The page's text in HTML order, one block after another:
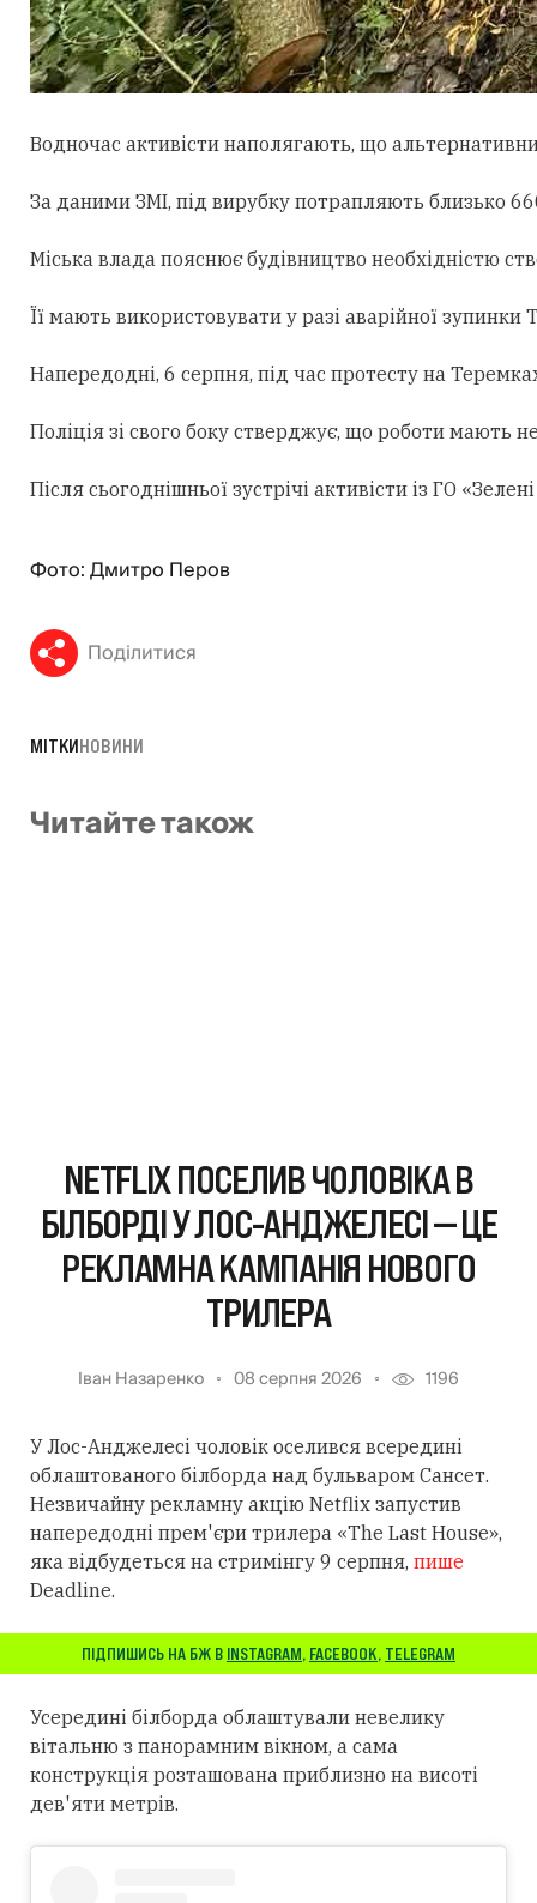
Водночас активісти наполягають, що
За даними ЗМІ, під вирубку потрапляють близько
Міська влада пояснює будівництво необхідністю
Її мають використовувати у разі аварійної
Напередодні, 6 серпня, під час протесту на
Поліція зі свого боку стверджує, що роботи мають
Після сьогоднішньої зустрічі активісти із ГО
Фото: Дмитро Перов
Поділитися
МІТКИНОВИНИ
Читайте також
NETFLIX ПОСЕЛИВ ЧОЛОВІКА В
БІЛБОРДІ У ЛОС-АНДЖЕЛЕСІ — ЦЕ
РЕКЛАМНА КАМПАНІЯ НОВОГО
ТРИЛЕРА
Іван Назаренко 08 серпня 2026 1196
У Лос-Анджелесі чоловік оселився всередині
облаштованого білборда над бульваром Сансет.
Незвичайну рекламну акцію Netflix запустив
напередодні прем'єри трилера «The Last House»,
яка відбудеться на стримінгу 9 серпня, пише
Deadline.
ПІДПИШИСЬ НА БЖ В INSTAGRAM, FACEBOOK, TELEGRAM
Усередині білборда облаштували невелику
вітальню з панорамним вікном, а сама
конструкція розташована приблизно на висоті
дев'яти метрів.